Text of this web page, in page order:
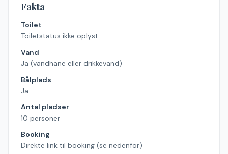
Fakta
Toilet
Toiletstatus ikke oplyst
Vand
Ja (vandhane eller drikkevand)
Bålplads
Ja
Antal pladser
10 personer
Booking
Direkte link til booking (se nedenfor)